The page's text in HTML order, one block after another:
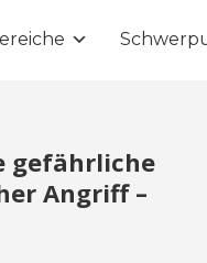
gefährliche
Angriff –